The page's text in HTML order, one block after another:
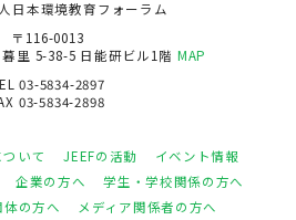
日本環境教育フォーラム
〒116-0013
里 5-38-5 日能研ビル1階 MAP
03-5834-2897
03-5834-2898
ついて JEEFの活動
イベント情報
企業の方へ
学生・学校関係の方へ
の方へ
メディア関係者の方へ